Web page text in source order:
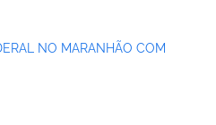
NO MARANHÃO COM